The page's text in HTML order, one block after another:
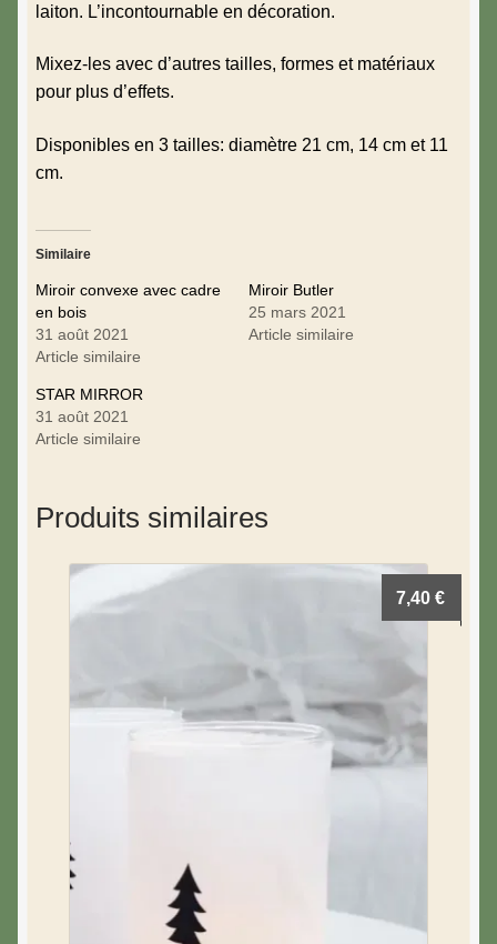
laiton. L’incontournable en décoration.
Mixez-les avec d’autres tailles, formes et matériaux
pour plus d’effets.
Disponibles en 3 tailles: diamètre 21 cm, 14 cm et 11
cm.
Similaire
Miroir convexe avec cadre
en bois
31 août 2021
Article similaire
Miroir Butler
25 mars 2021
Article similaire
STAR MIRROR
31 août 2021
Article similaire
Produits similaires
7,40€